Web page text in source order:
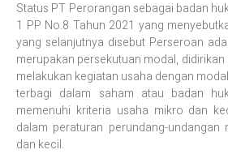
Status PT Perorangan sebagai badan
1 PP No.8 Tahun 2021 yang
yang selanjutnya disebut Perseroan
merupakan persekutuan modal,
melakukan kegiatan usaha dengan
terbagi dalam saham atau badan
memenuhi kriteria usaha mikro dan
dalam peraturan perundang-undangan
dan kecil.